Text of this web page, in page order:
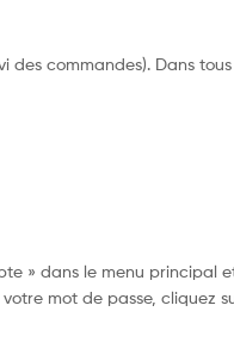
des commandes). Dans
» dans le menu principal
mot de passe, cliquez